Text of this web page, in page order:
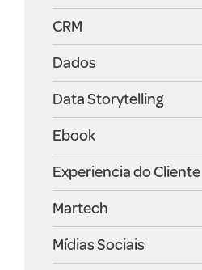
CRM
Dados
Data Storytelling
Ebook
Experiencia do Cliente
Martech
Mídias Sociais